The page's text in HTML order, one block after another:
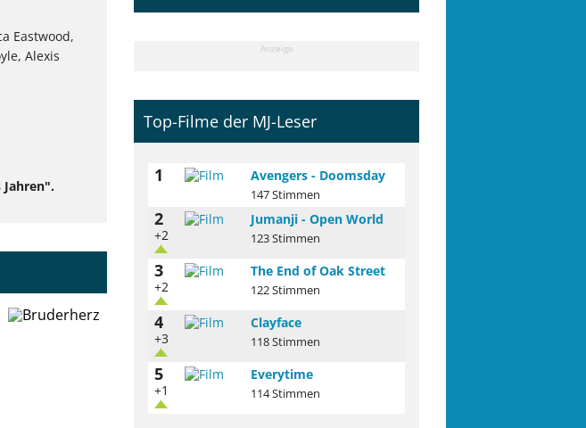
Eastwood,
Alexis
Jahren".
Anzeige
Top-Filme der MJ-Leser
1 Avengers - Doomsday
147 Stimmen
2
+2
Jumanji - Open World
123 Stimmen
3
+2
The End of Oak Street
122 Stimmen
4
+3
Clayface
118 Stimmen
5
+1
Everytime
114 Stimmen